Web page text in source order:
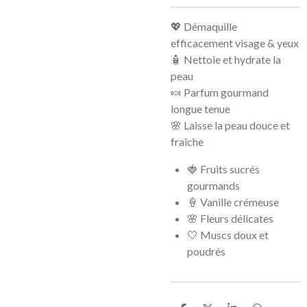
💖 Démaquille
efficacement visage & yeux
🧴 Nettoie et hydrate la
peau
🍬 Parfum gourmand
longue tenue
🌸 Laisse la peau douce et
fraîche
🍓 Fruits sucrés
gourmands
🍦 Vanille crémeuse
🌸 Fleurs délicates
🤍 Muscs doux et
poudrés